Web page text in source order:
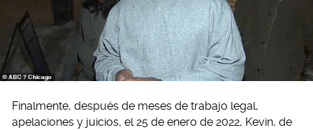
Finalmente, después de meses de trabajo legal,
apelaciones y juicios, el 25 de enero de 2022, Kevin, de